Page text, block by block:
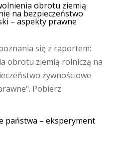
obrotu ziemią
na bezpieczeństwo
– aspekty prawne
się z raportem:
obrotu ziemią rolniczą na
żywnościowe
Pobierz
państwa – eksperyment